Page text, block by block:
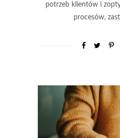
potrzeb klientów i
procesów,